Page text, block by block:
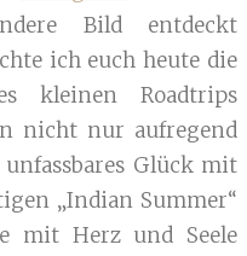
Bild entdeckt
ich euch heute die
kleinen Roadtrips
nicht nur aufregend
Glück mit
„Indian Summer“
mit Herz und Seele